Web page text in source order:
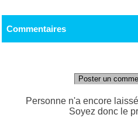
Commentaires
Poster un
Personne n'a encore
Soyez donc le